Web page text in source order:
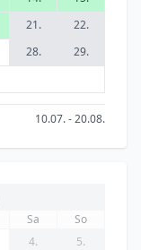
21.
22.
28.
29.
10.07. - 20.08.
Sa
So
4.
5.